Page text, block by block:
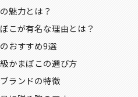
魅力とは？
こが有名な理由とは？
おすすめ9選
かまぼこの選び方
ランドの特徴